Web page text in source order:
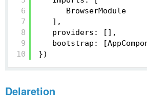
6
7
8
9
10
BrowserModule
],
providers: [],
bootstrap:
})
Delaretion